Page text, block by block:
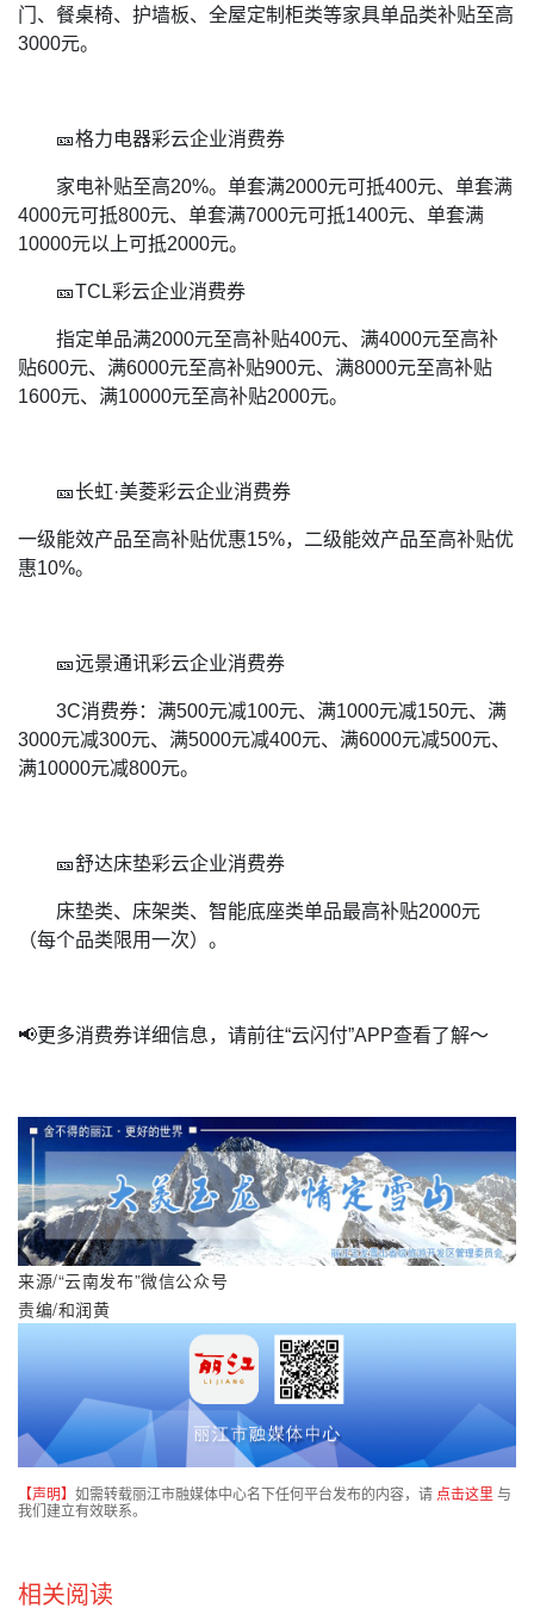
门、餐桌椅、护墙板、全屋定制柜类等家具单品类补贴至高
3000元。
🎫格力电器彩云企业消费券
家电补贴至高20%。单套满2000元可抵400元、单套满
4000元可抵800元、单套满7000元可抵1400元、单套满
10000元以上可抵2000元。
🎫TCL彩云企业消费券
指定单品满2000元至高补贴400元、满4000元至高补
贴600元、满6000元至高补贴900元、满8000元至高补贴
1600元、满10000元至高补贴2000元。
🎫长虹·美菱彩云企业消费券
一级能效产品至高补贴优惠15%，二级能效产品至高补贴优
惠10%。
🎫远景通讯彩云企业消费券
3C消费券：满500元减100元、满1000元减150元、满
3000元减300元、满5000元减400元、满6000元减500元、
满10000元减800元。
🎫舒达床垫彩云企业消费券
床垫类、床架类、智能底座类单品最高补贴2000元
（每个品类限用一次）。
📢更多消费券详细信息，请前往“云闪付”APP查看了解～
来源/“云南发布”微信公众号
责编/和润黄
【声明】 如需转载丽江市融媒体中心名下任何平台发布的内容，请 点击这里 与
我们建立有效联系。
相关阅读